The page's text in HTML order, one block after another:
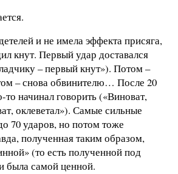
и не имела эффекта присяга,
кнут. Первый удар доставался
– первый кнут»). Потом –
– снова обвинителю… После 20
начинал говорить («Виноват,
оклеветал»). Самые сильные
70 ударов, но потом тоже
полученная таким образом,
(то есть полученной под
была самой ценной.